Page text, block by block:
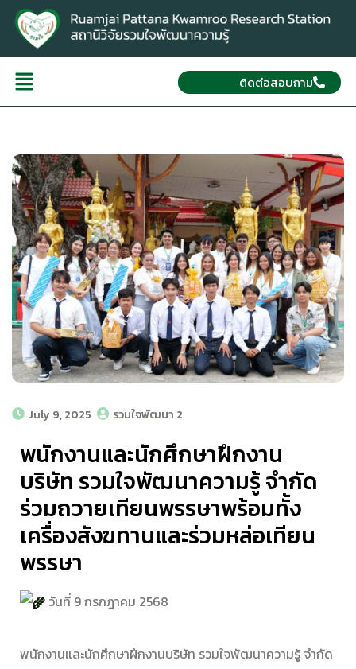
ติดต่อสอบถาม
July 9, 2025 รวมใจพัฒนา 2
พนักงานและนักศึกษาฝึกงาน
บริษัท รวมใจพัฒนาความรู้ จำกัด
ร่วมถวายเทียนพรรษาพร้อมทั้ง
เครื่องสังฆทานและร่วมหล่อเทียน
พรรษา
วันที่ 9 กรกฎาคม 2568
พนักงานและนักศึกษาฝึกงานบริษัท รวมใจพัฒนาความรู้ จำกัด